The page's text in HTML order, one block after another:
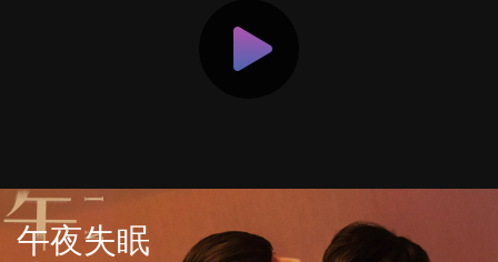
午夜失眠